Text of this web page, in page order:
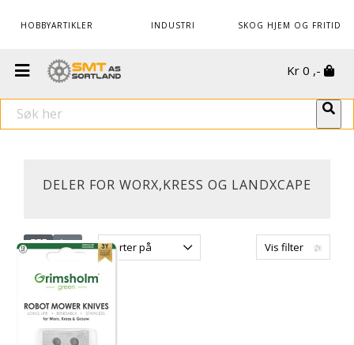
HOBBYARTIKLER INDUSTRI SKOG HJEM OG FRITID
Kr 0 ,-
DELER FOR WORX,KRESS OG LANDXCAPE
Vis filter
Sorter på